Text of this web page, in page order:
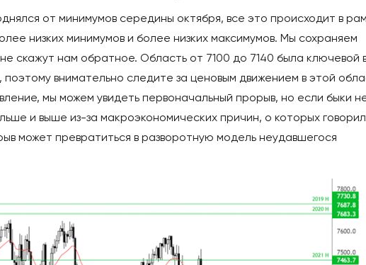
от минимумов середины октября, все это происходит в
низких минимумов и более низких максимумов. Мы сохраняем
скажут нам обратное. Область от 7100 до 7140 была ключевой
внимательно следите за ценовым движением в этой
мы можем увидеть первоначальный прорыв, но если быки
и выше из-за макроэкономических причин, о которых
может превратиться в разворотную модель неудавшегося